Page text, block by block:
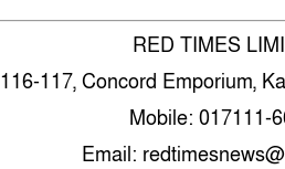
RED TIMES
116-117, Concord Emporium,
Mobile: 017111-
Email: